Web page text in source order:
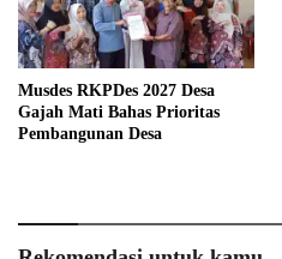
Musdes RKPDes 2027 Desa
Gajah Mati Bahas Prioritas
Pembangunan Desa